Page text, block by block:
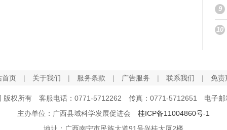
9
10
首页 | 关于我们 | 服务条款 | 广告服务 | 联系我们 | 免责
版权所有 客服电话：0771-5712262 传真：0771-5712651 电子邮
主办单位：广西县域科学发展促进会 桂ICP备11004860号-1